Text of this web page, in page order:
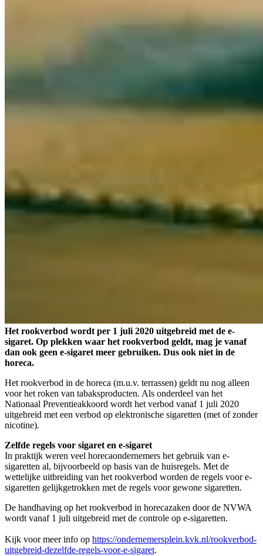
Het rookverbod wordt per 1 juli 2020 uitgebreid met de e-
sigaret. Op plekken waar het rookverbod geldt, mag je vanaf
dan ook geen e-sigaret meer gebruiken. Dus ook niet in de
horeca.
Het rookverbod in de horeca (m.u.v. terrassen) geldt nu nog alleen
voor het roken van tabaksproducten. Als onderdeel van het
Nationaal Preventieakkoord wordt het verbod vanaf 1 juli 2020
uitgebreid met een verbod op elektronische sigaretten (met of zonder
nicotine).
Zelfde regels voor sigaret en e-sigaret
In praktijk weren veel horecaondernemers het gebruik van e-
sigaretten al, bijvoorbeeld op basis van de huisregels. Met de
wettelijke uitbreiding van het rookverbod worden de regels voor e-
sigaretten gelijkgetrokken met de regels voor gewone sigaretten.
De handhaving op het rookverbod in horecazaken door de NVWA
wordt vanaf 1 juli uitgebreid met de controle op e-sigaretten.
Kijk voor meer info op https://ondernemersplein.kvk.nl/rookverbod-
uitgebreid-dezelfde-regels-voor-e-sigaret.